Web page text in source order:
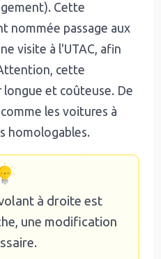
Cette
nommée passage aux
visite à l'UTAC, afin
cette
et coûteuse. De
les voitures à
homologables.
à droite est
une modification